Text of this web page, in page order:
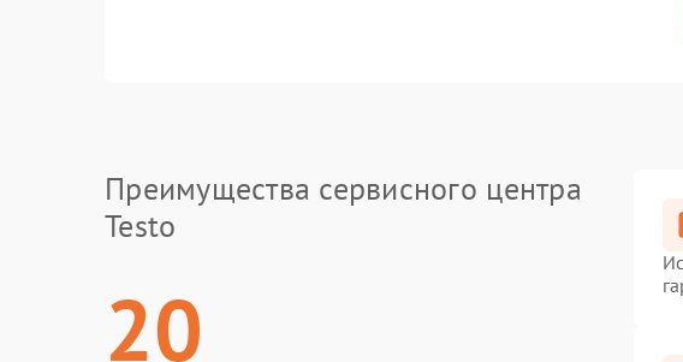
Преимущества сервисного центра
Testo
20